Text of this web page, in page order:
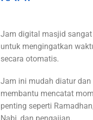
Jam digital masjid
untuk mengingatkan
secara otomatis.
Jam ini mudah diatur dan
membantu mencatat
penting seperti